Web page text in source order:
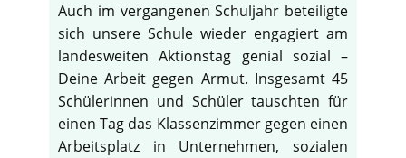
Auch im vergangenen Schuljahr beteiligte
sich unsere Schule wieder engagiert am
landesweiten Aktionstag genial sozial –
Deine Arbeit gegen Armut. Insgesamt 45
Schülerinnen und Schüler tauschten für
einen Tag das Klassenzimmer gegen einen
Arbeitsplatz in Unternehmen, sozialen